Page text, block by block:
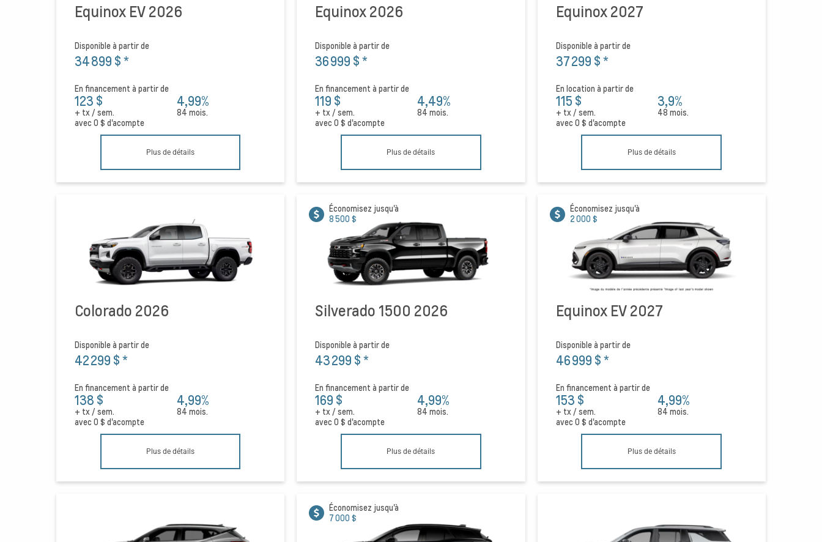
Equinox EV 2026
Disponible à partir de
34 899 $*
En financement à partir de
123 $
+ tx / sem.
4,99%
84 mois.
avec0 $ d'acompte
Plus de détails
Equinox 2026
Disponible à partir de
36 999 $*
En financement à partir de
119 $
+ tx / sem.
4,49%
84 mois.
avec 0 $ d'acompte
Plus de détails
Equinox 2027
Disponible à partir de
37 299 $*
En location à partir de
115 $
+ tx / sem.
3,9%
48 mois.
avec 0 $ d'acompte
Plus de détails
Colorado 2026
Disponible à partir de
42 299 $*
En financement à partir de
138 $
+ tx / sem.
4,99%
84 mois.
avec0 $ d'acompte
Plus de détails
Économisez jusqu'à
8 500 $
Silverado 1500 2026
Disponible à partir de
43 299 $*
En financement à partir de
169 $
+ tx / sem.
4,99%
84 mois.
avec 0 $ d'acompte
Plus de détails
Économisez jusqu'à
2 000 $
Equinox EV 2027
Disponible à partir de
46 999 $*
En financement à partir de
153 $
+ tx / sem.
4,99%
84 mois.
avec 0 $ d'acompte
Plus de détails
Économisez jusqu'à
7 000 $